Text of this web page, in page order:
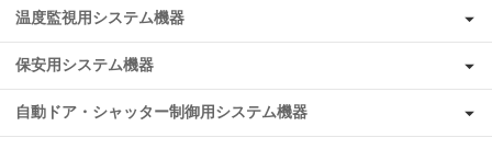
温度監視用システム機器
保安用システム機器
自動ドア・シャッター制御用システム機器